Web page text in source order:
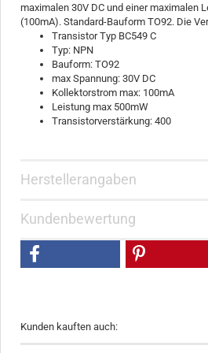
maximalen 30V DC und einer maximalen
(100mA). Standard-Bauform TO92. Die
Transistor Typ BC549 C
Typ: NPN
Bauform: TO92
max Spannung: 30V DC
Kollektorstrom max: 100mA
Leistung max 500mW
Transistorverstärkung: 400
Herstellerangaben
Kundenbewertung
Kunden kauften auch: